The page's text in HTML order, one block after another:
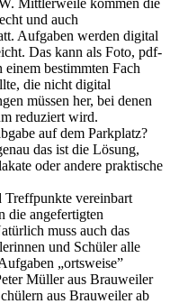
und auch
Aufgaben werden digital
Das kann als Foto, pdf-
bestimmten Fach
die nicht digital
müssen her, bei denen
reduziert wird.
auf dem Parkplatz?
das ist die Lösung,
oder andere praktische
Treffpunkte vereinbart
die angefertigten
muss auch das
und Schüler alle
„ortsweise”
Müller aus Brauweiler
aus Brauweiler ab